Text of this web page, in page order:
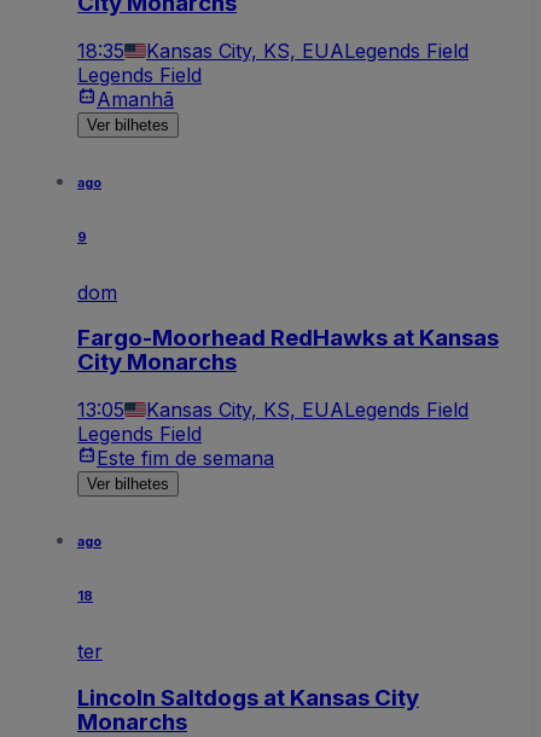
18:35 Kansas City, KS, EUALegends Field
Legends Field
Amanhã
Ver bilhetes
ago
9
dom
Fargo-Moorhead RedHawks at Kansas
City Monarchs
13:05 Kansas City, KS, EUALegends Field
Legends Field
Este fim de semana
Ver bilhetes
ago
18
ter
Lincoln Saltdogs at Kansas City
Monarchs